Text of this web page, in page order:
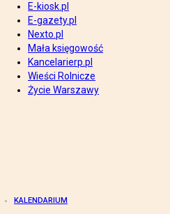
E-kiosk.pl
E-gazety.pl
Nexto.pl
Mała księgowość
Kancelarierp.pl
Wieści Rolnicze
Życie Warszawy
KALENDARIUM